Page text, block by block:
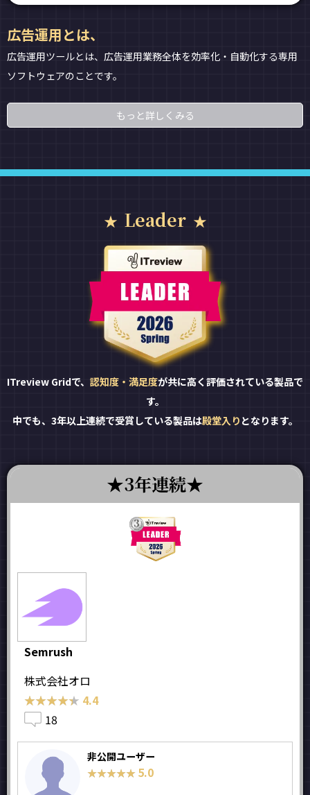
広告運用とは、
広告運用ツールとは、広告運用業務全体を効率化・自動化する専用
ソフトウェアのことです。
もっと詳しくみる
Leader
ITreview Gridで、 認知度・満足度が共に高く評価されている製品で
す。
中でも、3年以上連続で受賞している製品は殿堂入り となります。
3年連続
Semrush
株式会社オロ
★★★★★
★★★★★ 4.4
18
非公開ユーザー
★★★★★
★★★★★ 5.0